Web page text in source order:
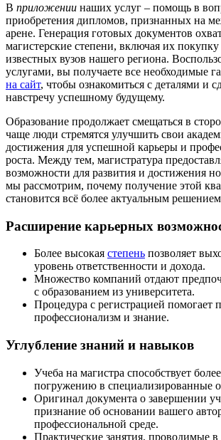
В приложении наших услуг – помощь в
приобретения дипломов, признанных на
арене. Генерация готовых документов
магистерские степени, включая их
известных вузов нашего региона.
услугами, вы получаете все необходимые
на сайт, чтобы ознакомиться с деталями и
навстречу успешному будущему.
Образование продолжает смещаться в
чаще люди стремятся улучшить свои
достижения для успешной карьеры и
роста. Между тем, магистратура
возможности для развития и достижения
мы рассмотрим, почему получение этой
становится всё более актуальным
Расширение карьерных
Более высокая степень позволяет
уровень ответственности и дохода.
Множество компаний отдают
с образованием из университета.
Процедура с регистрацией помогает
профессионализм и знание.
Углубление знаний и навыков
Учеба на магистра способствует
погружению в специализированные
Оригинал документа о завершении
признание об основании вашего
профессиональной среде.
Практические занятия, проводимые в